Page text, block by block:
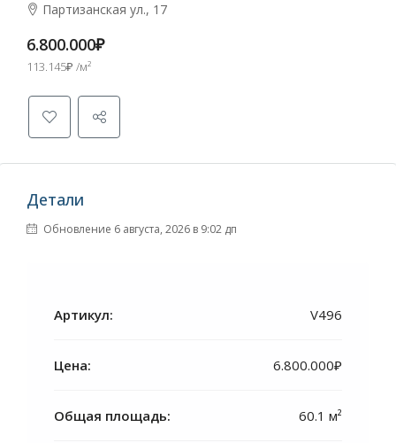
Партизанская ул., 17
6.800.000₽
113.145₽ /м²
Детали
Обновление 6 августа, 2026 в 9:02 дп
Артикул: V496
Цена: 6.800.000₽
Общая площадь: 60.1 м²